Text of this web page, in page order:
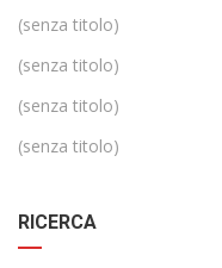
(senza titolo)
(senza titolo)
(senza titolo)
(senza titolo)
RICERCA